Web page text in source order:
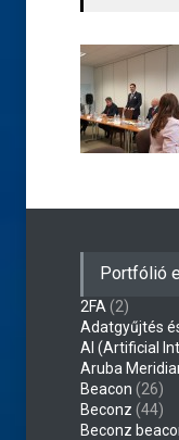
Portfólió
2FA (2)
Adatgyűjtés
AI (Artificial
Aruba
Beacon (26)
Beconz (44)
Beconz